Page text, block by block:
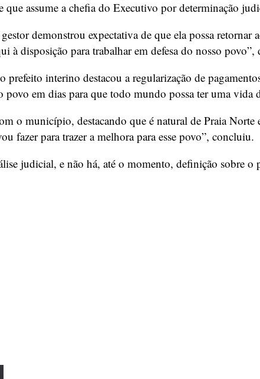
assume a chefia do Executivo por determinação
demonstrou expectativa de que ela possa
à disposição para trabalhar em defesa do nosso povo”,
prefeito interino destacou a regularização de
povo em dias para que todo mundo possa ter uma vida
o município, destacando que é natural de Praia
fazer para trazer a melhora para esse povo”, concluiu.
judicial, e não há, até o momento, definição sobre